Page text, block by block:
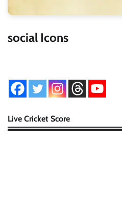
social Icons
Live Cricket Score